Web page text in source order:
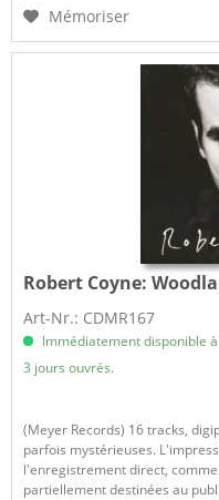
Mémoriser
Robert Coyne:
Art-Nr.: CDMR167
Immédiatement disponible
3 jours ouvrés.
(Meyer Records) 16 tracks,
parfois mystérieuses.
l'enregistrement direct,
partiellement destinées au